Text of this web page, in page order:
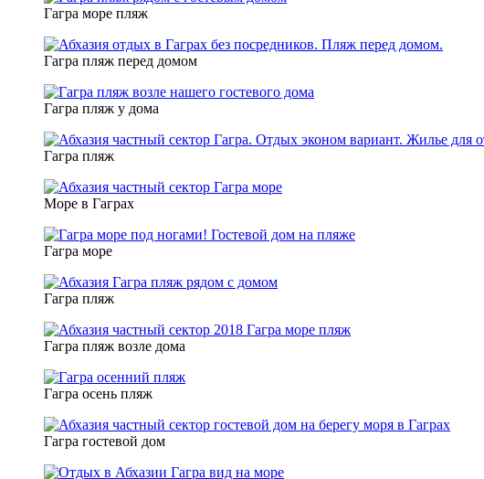
Гагра море пляж
Гагра пляж перед домом
Гагра пляж у дома
Гагра пляж
Море в Гаграх
Гагра море
Гагра пляж
Гагра пляж возле дома
Гагра осень пляж
Гагра гостевой дом